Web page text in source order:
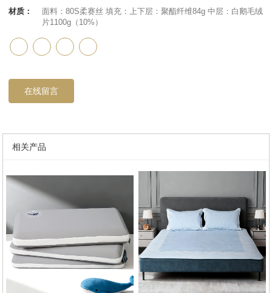
材质：
面料：80S柔赛丝 填充：上下层：聚酯纤维84g 中层：白鹅毛绒
片1100g（10%）
在线留言
相关产品